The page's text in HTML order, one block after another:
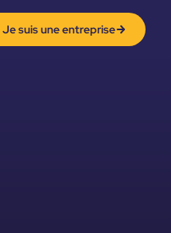
Je suis une entreprise